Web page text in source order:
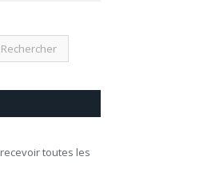
toutes les